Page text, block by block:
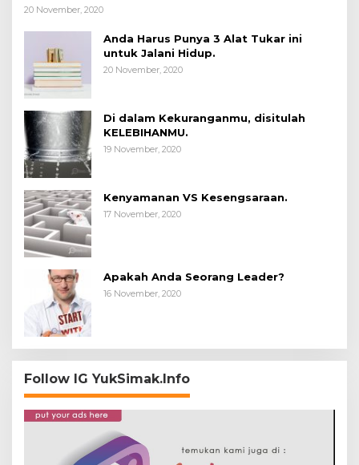
20 November, 2020
Anda Harus Punya 3 Alat Tukar ini
untuk Jalani Hidup.
20 November, 2020
Di dalam Kekuranganmu, disitulah
KELEBIHANMU.
19 November, 2020
Kenyamanan VS Kesengsaraan.
17 November, 2020
Apakah Anda Seorang Leader?
16 November, 2020
Follow IG YukSimak.Info